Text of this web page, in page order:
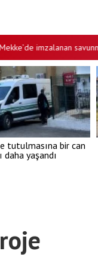
imzalanan savunma
tutulmasına bir can
daha yaşandı